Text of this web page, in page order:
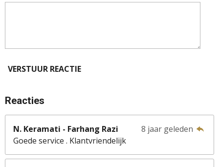
VERSTUUR REACTIE
Reacties
N. Keramati - Farhang Razi
8 jaar geleden
Goede service . Klantvriendelijk